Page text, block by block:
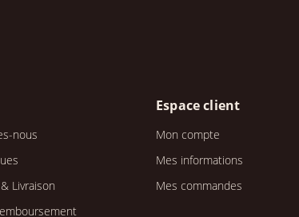
nous
Livraison
Espace client
Mon compte
Mes informations
Mes commandes